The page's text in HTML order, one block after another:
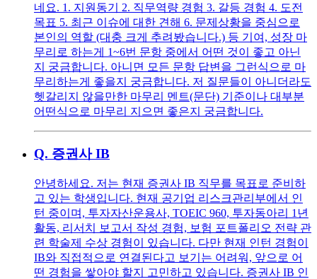
네요. 1. 지원동기 2. 직무역량 경험 3. 갈등 경험 4. 도전
목표 5. 최근 이슈에 대한 견해 6. 문제상황을 중심으로
본인의 역할 (대충 크게 추려봤습니다.) 등 기여, 성장 마
무리로 하는게 1~6번 문항 중에서 어떤 것이 좋고 아닌
지 궁금합니다. 아니면 모든 문항 답변을 그런식으로 마
무리하는게 좋을지 궁금합니다. 저 질문들이 아니더라도
헷갈리지 않을만한 마무리 멘트(문단) 기준이나 대부분
어떤식으로 마무리 지으면 좋은지 궁금합니다.
Q. 증권사 IB
안녕하세요. 저는 현재 증권사 IB 직무를 목표로 준비하
고 있는 학생입니다. 현재 공기업 리스크관리부에서 인
턴 중이며, 투자자산운용사, TOEIC 960, 투자동아리 1년
활동, 리서치 보고서 작성 경험, 보험 포트폴리오 전략 관
련 학술제 수상 경험이 있습니다. 다만 현재 인턴 경험이
IB와 직접적으로 연결된다고 보기는 어려워, 앞으로 어
떤 경험을 쌓아야 할지 고민하고 있습니다. 증권사 IB 인